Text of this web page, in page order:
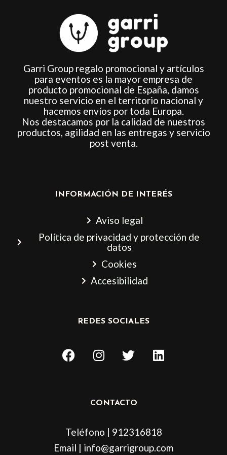
Garri Group regalo promocional y artículos
para eventos es la mayor empresa de
producto promocional de España, damos
nuestro servicio en el territorio nacional y
hacemos envíos por toda Europa.
Nos destacamos por la calidad de nuestros
productos, agilidad en las entregas y servicio
post venta.
INFORMACIÓN DE INTERÉS
Aviso legal
Política de privacidad y protección de
datos
Cookies
Accesibilidad
REDES SOCIALES
F
a
k
I
n
a
a
m
T
w
t
L
i
n
CONTACTO
Teléfono | 912316818
Email | info@garrigroup.com